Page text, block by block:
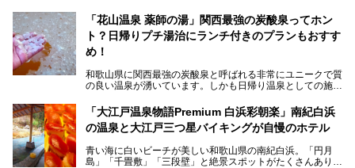
泉。日本一長いエスカレーターで「本館」と「山上館」を結
び、海を一望する絶景も。
6ヵ所のお風呂のうち5ヵ所までは日帰り入浴も可。可愛ら
しいカメさんの形の送迎船「浦島丸」に乗っていざ、温泉の
湧く竜宮城へ！
───
提供元：那智勝浦町【PR】
この記事は那智勝浦町のPR記事です。
「花山温泉 薬師の湯」関西最強の炭酸泉ってホン
ト？日帰りプチ湯治にランチ付きのプランもおすす
め！
和歌山県に関西最強の炭酸泉と呼ばれる非常にユニークで質
の良い温泉が湧いています。しかも日帰り温泉としての施設
薬師の湯」。朝一番のお風呂にはパリパリシャリシャリと膜
が張って、それを砕きながら入浴できるとか！
ンチに人気のお食事処メニューも紹介しちゃいます！
「大江戸温泉物語Premium 白浜彩朝楽」南紀白浜
の温泉と大江戸三つ星バイキングが自慢のホテル
青い海に白いビーチが美しい和歌山県の南紀白浜。「円月
島」「千畳敷」「三段壁」と絶景スポットがたくさんありま